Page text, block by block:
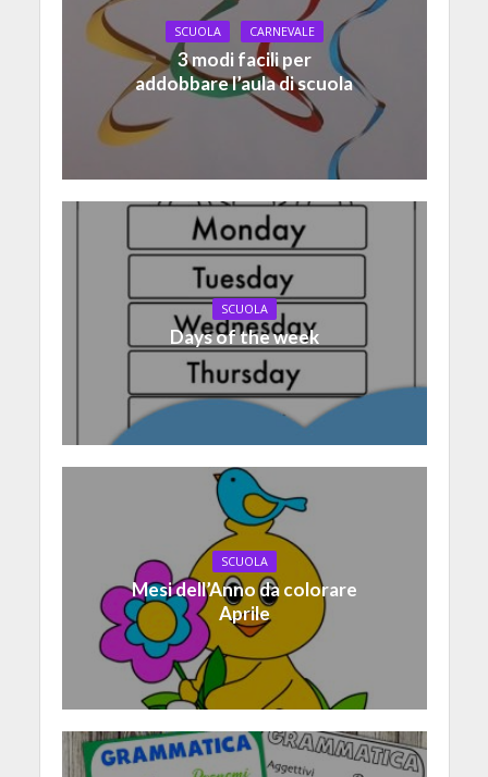
SCUOLA CARNEVALE
3 modi facili per
addobbare l’aula di scuola
SCUOLA
Days of the week
SCUOLA
Mesi dell’Anno da colorare
Aprile